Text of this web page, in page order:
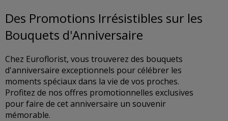
Des Promotions Irrésistibles sur les
Bouquets d'Anniversaire
Chez Euroflorist, vous trouverez des bouquets
d'anniversaire exceptionnels pour célébrer les
moments spéciaux dans la vie de vos proches.
Profitez de nos offres promotionnelles exclusives
pour faire de cet anniversaire un souvenir
mémorable.